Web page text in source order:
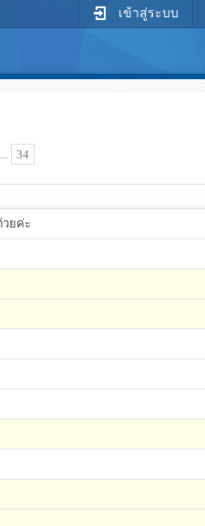
เข้าสู่ระบบ
... 34
ยค่ะ